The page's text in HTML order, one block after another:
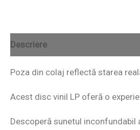
Descriere
Poza din colaj reflectă starea
Acest disc vinil LP oferă o
Descoperă sunetul